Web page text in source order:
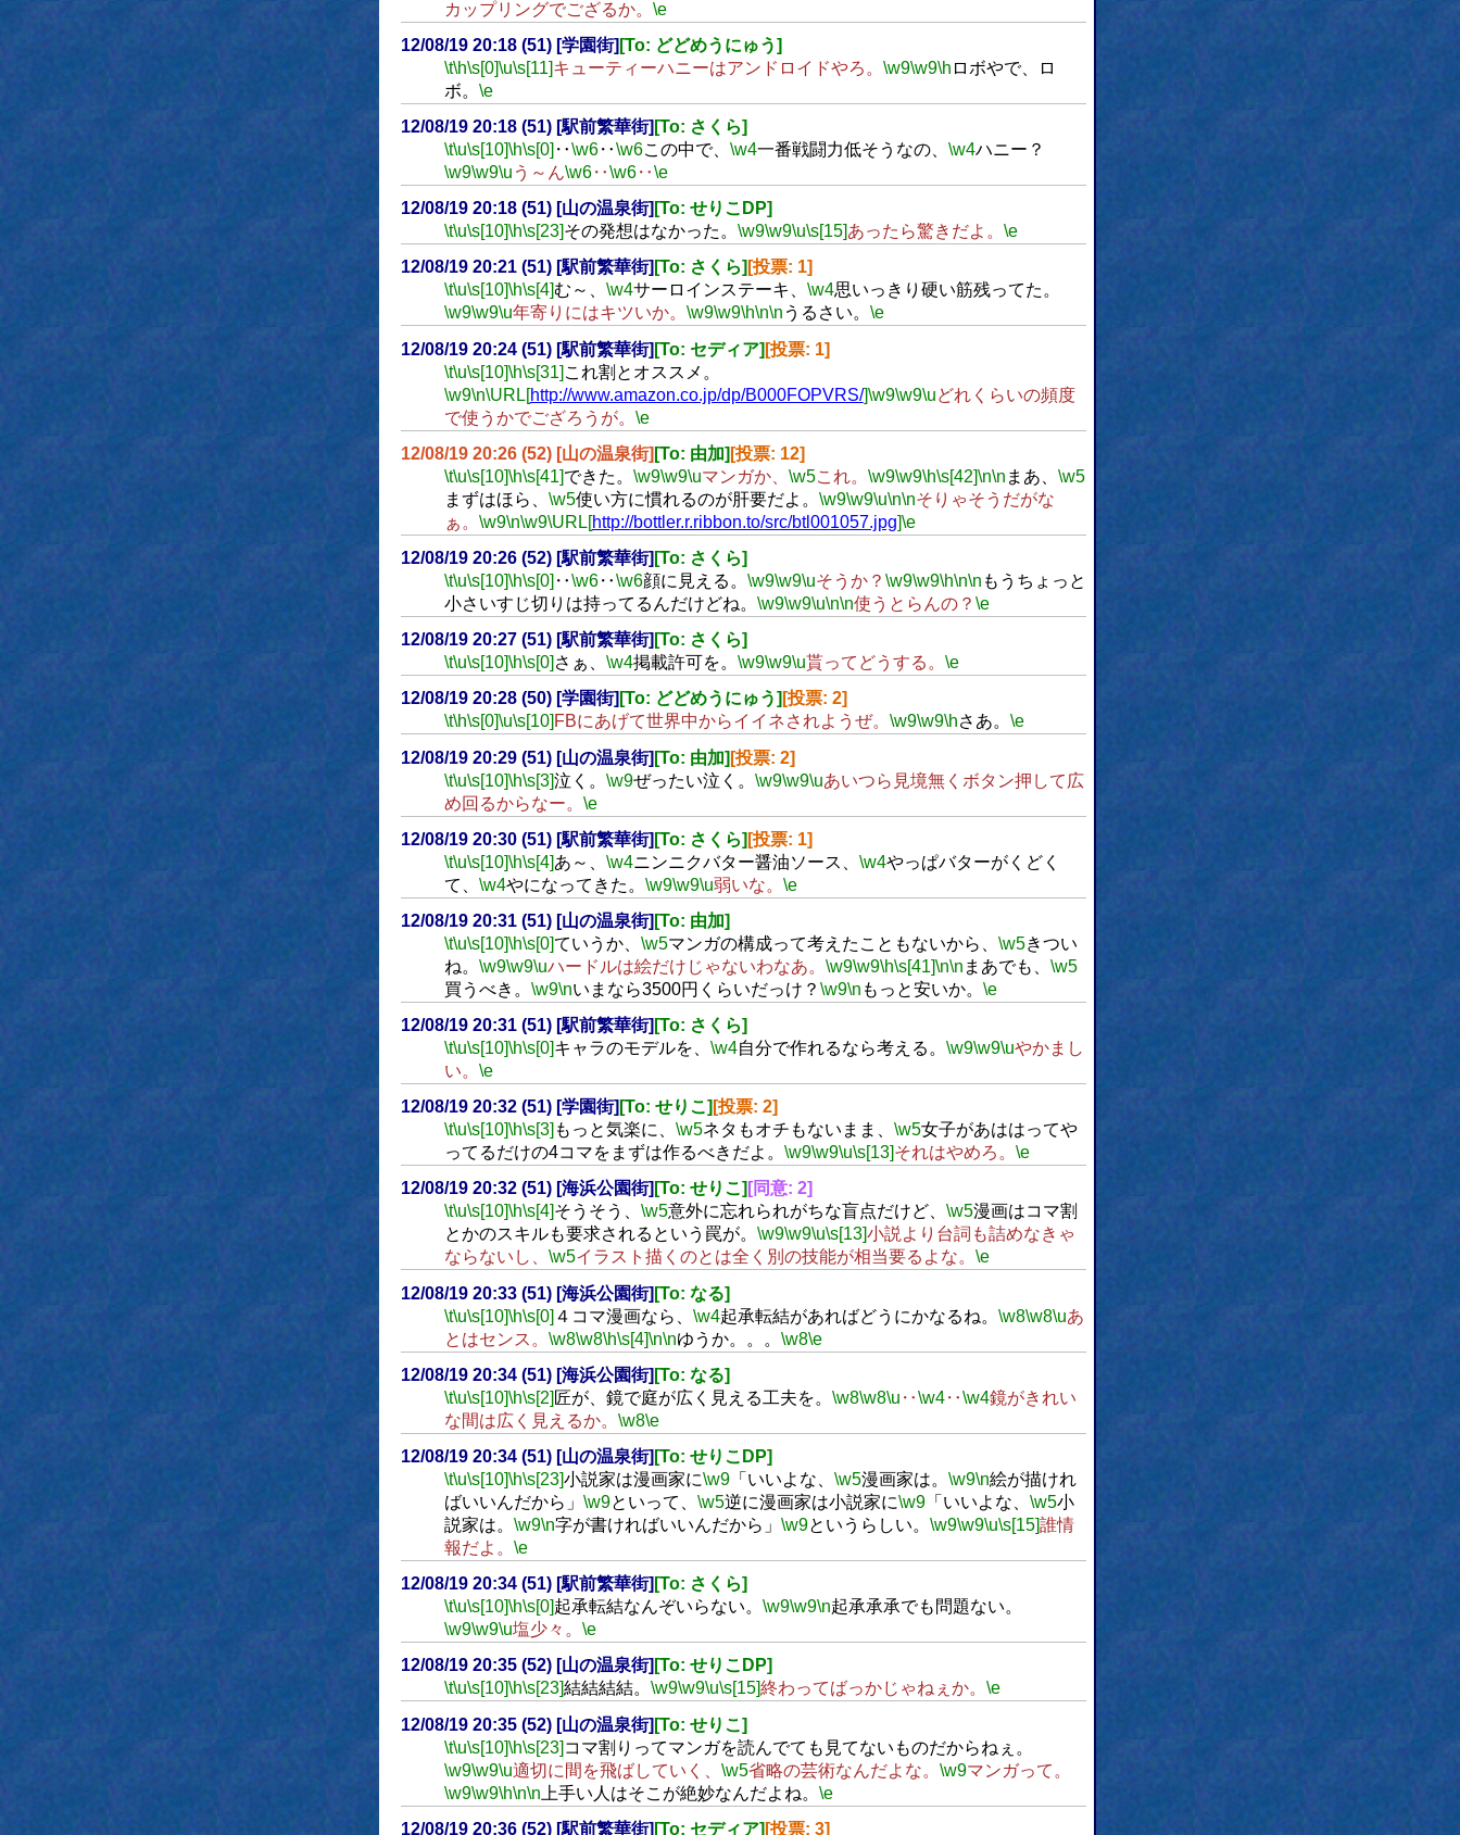
カップリングでござるか。 \e
12/08/19 20:18 (51) [学園街] [To: どどめうにゅう]
\t\h\s[0]\u\s[11]キューティーハニーはアンドロイドやろ。 \w9\w9\h ロボやで、ロ
ボ。 \e
12/08/19 20:18 (51) [駅前繁華街] [To: さくら]
\t\u\s[10]\h\s[0] ‥\w6‥\w6この中で、 \w4一番戦闘力低そうなの、 \w4ハニー？
\w9\w9\u う～ん\w6‥\w6‥\e
12/08/19 20:18 (51) [山の温泉街] [To: せりこDP]
\t\u\s[10]\h\s[23]その発想はなかった。 \w9\w9\u\s[15]あったら驚きだよ。 \e
12/08/19 20:21 (51) [駅前繁華街] [To: さくら] [投票: 1]
\t\u\s[10]\h\s[4]む～、 \w4サーロインステーキ、 \w4思いっきり硬い筋残ってた。
\w9\w9\u年寄りにはキツいか。 \w9\w9\h\n\n うるさい。 \e
12/08/19 20:24 (51) [駅前繁華街] [To: セディア] [投票: 1]
\t\u\s[10]\h\s[31] これ割とオススメ。
\w9\n\URL[http://www.amazon.co.jp/dp/B000FOPVRS/]\w9\w9\uどれくらいの頻度
で使うかでござろうが。 \e
12/08/19 20:26 (52) [山の温泉街] [To: 由加] [投票: 12]
\t\u\s[10]\h\s[41]できた。 \w9\w9\uマンガか、 \w5これ。 \w9\w9\h\s[42]\n\n まあ、 \w5
まずはほら、 \w5使い方に慣れるのが肝要だよ。 \w9\w9\u\n\nそりゃそうだがな
ぁ。 \w9\n\w9\URL[http://bottler.r.ribbon.to/src/btl001057.jpg]\e
12/08/19 20:26 (52) [駅前繁華街] [To: さくら]
\t\u\s[10]\h\s[0] ‥\w6‥\w6顔に見える。 \w9\w9\uそうか？ \w9\w9\h\n\n もうちょっと
小さいすじ切りは持ってるんだけどね。 \w9\w9\u\n\n使うとらんの？ \e
12/08/19 20:27 (51) [駅前繁華街] [To: さくら]
\t\u\s[10]\h\s[0] さぁ、 \w4掲載許可を。 \w9\w9\u貰ってどうする。 \e
12/08/19 20:28 (50) [学園街] [To: どどめうにゅう] [投票: 2]
\t\h\s[0]\u\s[10] FBにあげて世界中からイイネされようぜ。 \w9\w9\hさあ。 \e
12/08/19 20:29 (51) [山の温泉街] [To: 由加] [投票: 2]
\t\u\s[10]\h\s[3]泣く。 \w9ぜったい泣く。 \w9\w9\uあいつら見境無くボタン押して広
め回るからなー。 \e
12/08/19 20:30 (51) [駅前繁華街] [To: さくら] [投票: 1]
\t\u\s[10]\h\s[4]あ～、 \w4ニンニクバター醤油ソース、 \w4やっぱバターがくどく
て、 \w4やになってきた。 \w9\w9\u弱いな。 \e
12/08/19 20:31 (51) [山の温泉街] [To: 由加]
\t\u\s[10]\h\s[0]ていうか、 \w5マンガの構成って考えたこともないから、 \w5きつい
ね。 \w9\w9\uハードルは絵だけじゃないわなあ。 \w9\w9\h\s[41]\n\n まあでも、 \w5
買うべき。 \w9\nいまなら3500円くらいだっけ？ \w9\n もっと安いか。 \e
12/08/19 20:31 (51) [駅前繁華街] [To: さくら]
\t\u\s[10]\h\s[0]キャラのモデルを、 \w4自分で作れるなら考える。 \w9\w9\uやかまし
い。 \e
12/08/19 20:32 (51) [学園街] [To: せりこ] [投票: 2]
\t\u\s[10]\h\s[3] もっと気楽に、 \w5ネタもオチもないまま、 \w5女子があははってや
ってるだけの4コマをまずは作るべきだよ。 \w9\w9\u\s[13]それはやめろ。 \e
12/08/19 20:32 (51) [海浜公園街] [To: せりこ] [同意: 2]
\t\u\s[10] \h\s[4] そうそう、 \w5意外に忘れられがちな盲点だけど、 \w5漫画はコマ割
とかのスキルも要求されるという罠が。 \w9\w9\u\s[13] 小説より台詞も詰めなきゃ
ならないし、 \w5イラスト描くのとは全く別の技能が相当要るよな。 \e
12/08/19 20:33 (51) [海浜公園街] [To: なる]
\t\u\s[10]\h\s[0] ４コマ漫画なら、 \w4起承転結があればどうにかなるね。 \w8\w8\uあ
とはセンス。 \w8\w8\h\s[4]\n\nゆうか。。。 \w8\e
12/08/19 20:34 (51) [海浜公園街] [To: なる]
\t\u\s[10]\h\s[2] 匠が、鏡で庭が広く見える工夫を。 \w8\w8\u ‥\w4‥\w4鏡がきれい
な間は広く見えるか。 \w8\e
12/08/19 20:34 (51) [山の温泉街] [To: せりこDP]
\t\u\s[10]\h\s[23]小説家は漫画家に\w9「いいよな、 \w5漫画家は。 \w9\n絵が描けれ
ばいいんだから」 \w9といって、 \w5逆に漫画家は小説家に\w9「いいよな、 \w5小
説家は。 \w9\n字が書ければいいんだから」 \w9というらしい。 \w9\w9\u\s[15]誰情
報だよ。 \e
12/08/19 20:34 (51) [駅前繁華街] [To: さくら]
\t\u\s[10]\h\s[0]起承転結なんぞいらない。 \w9\w9\n起承承承でも問題ない。
\w9\w9\u塩少々。 \e
12/08/19 20:35 (52) [山の温泉街] [To: せりこDP]
\t\u\s[10]\h\s[23]結結結結。 \w9\w9\u\s[15]終わってばっかじゃねぇか。 \e
12/08/19 20:35 (52) [山の温泉街] [To: せりこ]
\t\u\s[10]\h\s[23] コマ割りってマンガを読んでても見てないものだからねぇ。
\w9\w9\u適切に間を飛ばしていく、 \w5省略の芸術なんだよな。 \w9マンガって。
\w9\w9\h\n\n 上手い人はそこが絶妙なんだよね。 \e
12/08/19 20:36 (52) [駅前繁華街] [To: セディア] [投票: 3]